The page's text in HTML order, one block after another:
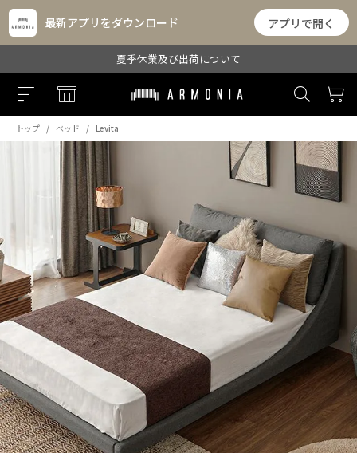
最新アプリをダウンロード アプリで開く
夏季休業及び出荷について
トップ ベッド Levita